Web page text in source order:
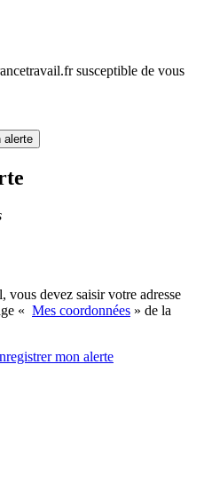
susceptible de vous
alerte
vous devez saisir votre adresse
« Mes coordonnées » de la
mon alerte